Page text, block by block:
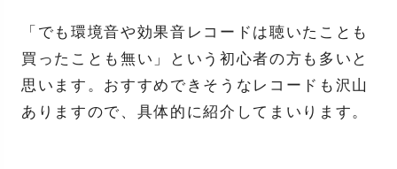
「でも環境音や効果音レコードは聴いたことも
買ったことも無い」という初心者の方も多いと
思います。おすすめできそうなレコードも沢山
ありますので、具体的に紹介してまいります。